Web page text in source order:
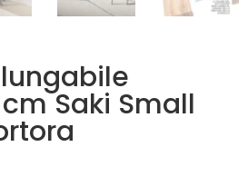
Saki Small